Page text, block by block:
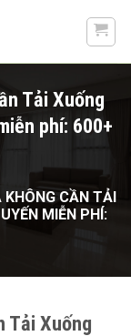
Tải Xuống
phí: 600+
CẦN TẢI
MIỄN PHÍ:
Tải Xuống